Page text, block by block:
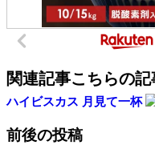
関連記事こちらの
ハイビスカス 月見て一杯
前後の投稿